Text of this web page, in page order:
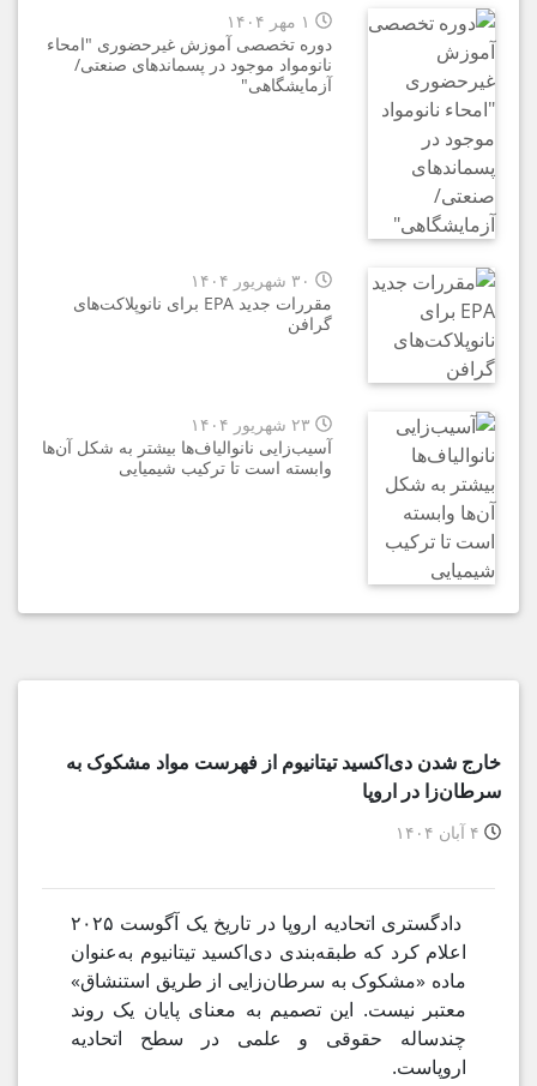
دوره‌ تخصصی آموزش غيرحضوری "امحاء
نانومواد موجود در پسماندهای صنعتی/
آزمایشگاهی"
مقررات جدید EPA برای نانوپلاکت‌های
گرافن
آسیب‌زایی نانوالیاف‌ها بیشتر به شکل آن‌ها
وابسته است تا ترکیب شیمیایی
خارج شدن دی‌اکسید تیتانیوم از فهرست مواد مشکوک به
سرطان‌زا در اروپا
دادگستری اتحادیه اروپا در تاریخ یک آگوست ۲۰۲۵
اعلام کرد که طبقه‌بندی دی‌اکسید تیتانیوم به‌عنوان
ماده «مشکوک به سرطان‌زایی از طریق استنشاق»
معتبر نیست. این تصمیم به معنای پایان یک روند
چندساله حقوقی و علمی در سطح اتحادیه
اروپاست.